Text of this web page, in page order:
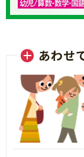
あわせ